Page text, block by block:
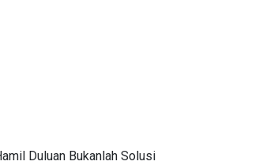
Duluan Bukanlah Solusi